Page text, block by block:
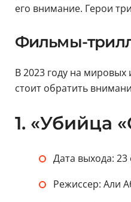
его внимание. Герои
Фильмы-
В 2023 году на мировых
стоит обратить
1. «Убийца
Дата выхода:
Режиссер: Али